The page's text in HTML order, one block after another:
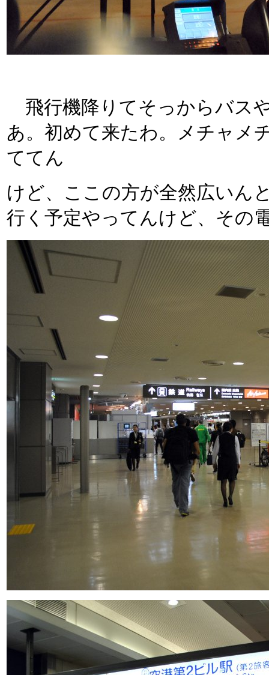
飛行機降りてそっからバス
あ。初めて来たわ。メチャメ
ててん
けど、ここの方が全然広いん
行く予定やってんけど、その